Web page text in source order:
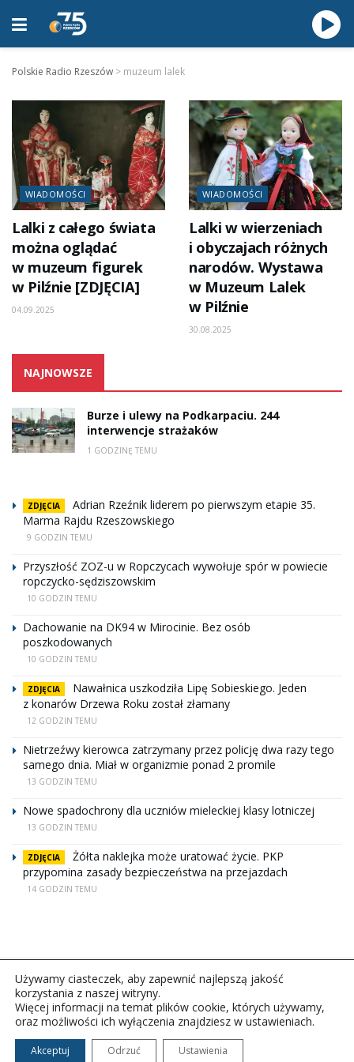
Polskie Radio Rzeszów > muzeum lalek
WIADOMOŚCI
Lalki z całego świata
można oglądać
w muzeum figurek
w Pilźnie [ZDJĘCIA]
04.09.2025
WIADOMOŚCI
Lalki w wierzeniach
i obyczajach różnych
narodów. Wystawa
w Muzeum Lalek
w Pilźnie
30.08.2025
NAJNOWSZE
Burze i ulewy na Podkarpaciu. 244
interwencje strażaków
1 GODZINĘ TEMU
ZDJĘCIA
Adrian Rzeźnik liderem po pierwszym etapie 35.
Marma Rajdu Rzeszowskiego
9 GODZIN TEMU
Przyszłość ZOZ-u w Ropczycach wywołuje spór w powiecie
ropczycko-sędziszowskim
10 GODZIN TEMU
Dachowanie na DK94 w Mirocinie. Bez osób
poszkodowanych
10 GODZIN TEMU
ZDJĘCIA
Nawałnica uszkodziła Lipę Sobieskiego. Jeden
z konarów Drzewa Roku został złamany
12 GODZIN TEMU
Nietrzeźwy kierowca zatrzymany przez policję dwa razy tego
samego dnia. Miał w organizmie ponad 2 promile
13 GODZIN TEMU
Nowe spadochrony dla uczniów mieleckiej klasy lotniczej
13 GODZIN TEMU
ZDJĘCIA
Żółta naklejka może uratować życie. PKP
przypomina zasady bezpieczeństwa na przejazdach
14 GODZIN TEMU
Copyright © 2026Polskie Radio Rzeszów S.A. w likwidacj.
Wszelkie prawa zastrzeżone.
Używamy ciasteczek, aby zapewnić najlepszą jakość
korzystania z naszej witryny.
Więcej informacji na temat plików cookie, których używamy,
oraz możliwości ich wyłączenia znajdziesz w ustawieniach.
Akceptuj Odrzuć Ustawienia